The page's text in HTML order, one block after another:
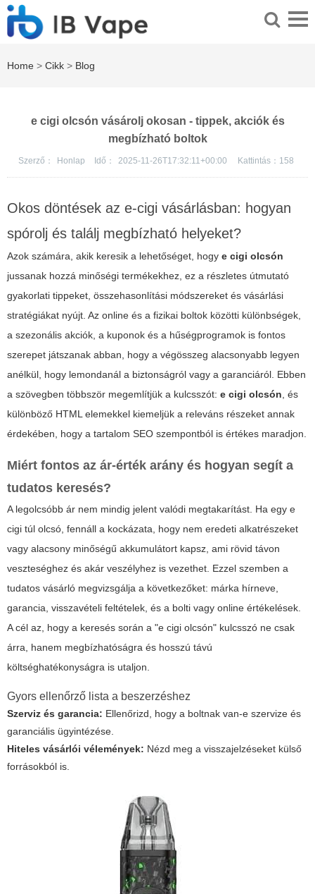
Home > Cikk > Blog
e cigi olcsón vásárolj okosan - tippek, akciók és
megbízható boltok
Szerző： Honlap Idő： 2025-11-26T17:32:11+00:00 Kattintás： 158
Okos döntések az e-cigi vásárlásban: hogyan
spórolj és találj megbízható helyeket?
Azok számára, akik keresik a lehetőséget, hogy e cigi olcsón
jussanak hozzá minőségi termékekhez, ez a részletes útmutató
gyakorlati tippeket, összehasonlítási módszereket és vásárlási
stratégiákat nyújt. Az online és a fizikai boltok közötti különbségek,
a szezonális akciók, a kuponok és a hűségprogramok is fontos
szerepet játszanak abban, hogy a végösszeg alacsonyabb legyen
anélkül, hogy lemondanál a biztonságról vagy a garanciáról. Ebben
a szövegben többször megemlítjük a kulcsszót: e cigi olcsón, és
különböző HTML elemekkel kiemeljük a releváns részeket annak
érdekében, hogy a tartalom SEO szempontból is értékes maradjon.
Miért fontos az ár-érték arány és hogyan segít a
tudatos keresés?
A legolcsóbb ár nem mindig jelent valódi megtakarítást. Ha egy e
cigi túl olcsó, fennáll a kockázata, hogy nem eredeti alkatrészeket
vagy alacsony minőségű akkumulátort kapsz, ami rövid távon
veszteséghez és akár veszélyhez is vezethet. Ezzel szemben a
tudatos vásárló megvizsgálja a következőket: márka hírneve,
garancia, visszavételi feltételek, és a bolti vagy online értékelések.
A cél az, hogy a keresés során a "e cigi olcsón" kulcsszó ne csak
árra, hanem megbízhatóságra és hosszú távú
költséghatékonyságra is utaljon.
Gyors ellenőrző lista a beszerzéshez
Szerviz és garancia: Ellenőrizd, hogy a boltnak van-e szervize és
garanciális ügyintézése.
Hiteles vásárlói vélemények: Nézd meg a visszajelzéseket külső
forrásokból is.